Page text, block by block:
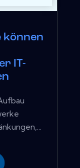
können
IT-